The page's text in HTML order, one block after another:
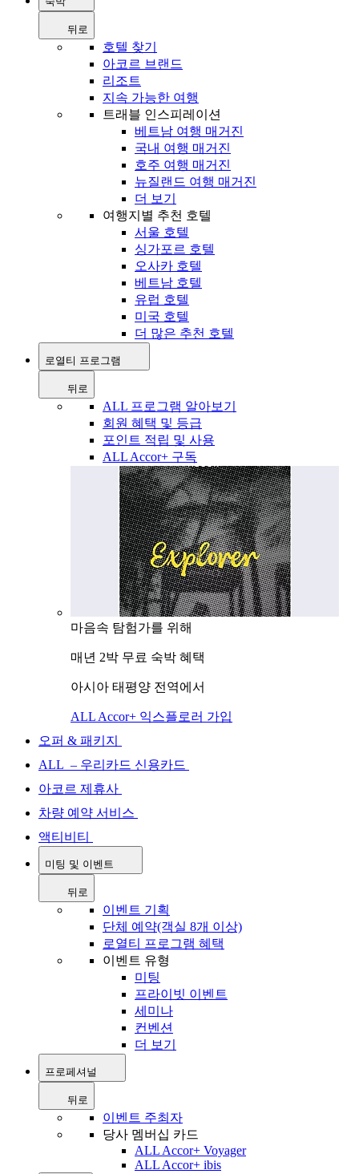
뒤로
호텔 찾기
아코르 브랜드
리조트
지속 가능한 여행
트래블 인스피레이션
베트남 여행 매거진
국내 여행 매거진
호주 여행 매거진
뉴질랜드 여행 매거진
더 보기
여행지별 추천 호텔
서울 호텔
싱가포르 호텔
오사카 호텔
베트남 호텔
유럽 호텔
미국 호텔
더 많은 추천 호텔
로열티 프로그램
뒤로
ALL 프로그램 알아보기
회원 혜택 및 등급
포인트 적립 및 사용
ALL Accor+ 구독
마음속 탐험가를 위해
매년 2박 무료 숙박 혜택
아시아 태평양 전역에서
ALL Accor+ 익스플로러 가입
오퍼 & 패키지
ALL – 우리카드 신용카드
아코르 제휴사
차량 예약 서비스
액티비티
미팅 및 이벤트
뒤로
이벤트 기획
단체 예약(객실 8개 이상)
로열티 프로그램 혜택
이벤트 유형
미팅
프라이빗 이벤트
세미나
컨벤션
더 보기
프로페셔널
뒤로
이벤트 주최자
당사 멤버십 카드
ALL Accor+ Voyager
ALL Accor+ ibis